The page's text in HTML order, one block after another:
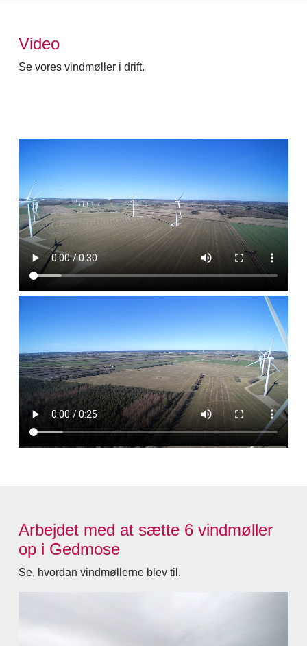
Video
Se vores vindmøller i drift.
Arbejdet med at sætte 6 vindmøller
op i Gedmose
Se, hvordan vindmøllerne blev til.